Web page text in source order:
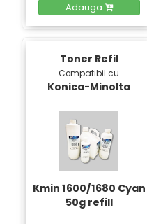
Adauga
Toner Refil
Compatibil cu
Konica-Minolta
Kmin 1600/1680 Cyan
50g refill